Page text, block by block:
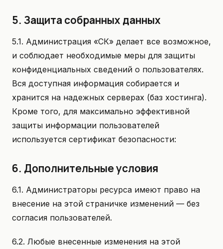
5. Защита собранных данных
5.1. Администрация «СК» делает все возможное,
и соблюдает необходимые меры для защиты
конфиденциальных сведений о пользователях.
Вся доступная информация собирается и
хранится на надежных серверах (баз хостинга).
Кроме того, для максимально эффективной
защиты информации пользователей
используется сертификат безопасности:
6. Дополнительные условия
6.1. Администраторы ресурса имеют право на
внесение на этой страничке изменений — без
согласия пользователей.
6.2. Любые внесенные изменения на этой